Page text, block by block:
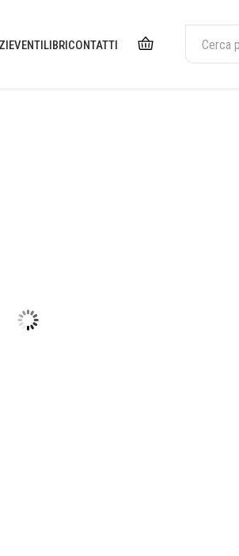
EVENTILIBRICONTATTI